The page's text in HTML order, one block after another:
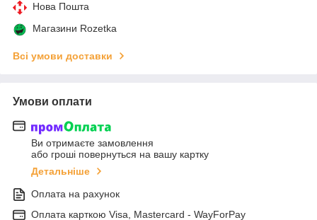
Нова Пошта
Магазини Rozetka
Всі умови доставки
Умови оплати
Ви отримаєте замовлення
або гроші повернуться на вашу картку
Детальніше
Оплата на рахунок
Оплата карткою Visa, Mastercard - WayForPay